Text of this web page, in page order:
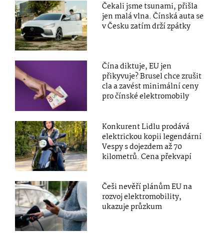
Čekali jsme tsunami, přišla
jen malá vlna. Čínská auta se
v Česku zatím drží zpátky
Čína diktuje, EU jen
přikyvuje? Brusel chce zrušit
cla a zavést minimální ceny
pro čínské elektromobily
Konkurent Lidlu prodává
elektrickou kopii legendární
Vespy s dojezdem až 70
kilometrů. Cena překvapí
Češi nevěří plánům EU na
rozvoj elektromobility,
ukazuje průzkum